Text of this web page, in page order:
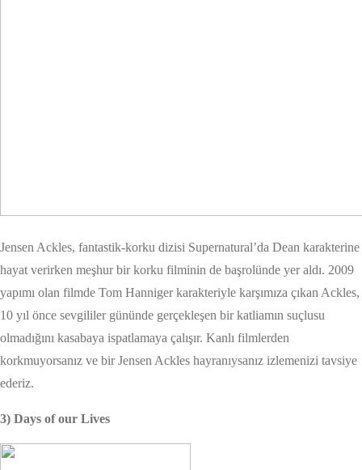
Jensen Ackles, fantastik-korku dizisi Supernatural’da Dean karakterine
hayat verirken meşhur bir korku filminin de başrolünde yer aldı. 2009
yapımı olan filmde Tom Hanniger karakteriyle karşımıza çıkan Ackles,
10 yıl önce sevgililer gününde gerçekleşen bir katliamın suçlusu
olmadığını kasabaya ispatlamaya çalışır. Kanlı filmlerden
korkmuyorsanız ve bir Jensen Ackles hayranıysanız izlemenizi tavsiye
ederiz.
3) Days of our Lives